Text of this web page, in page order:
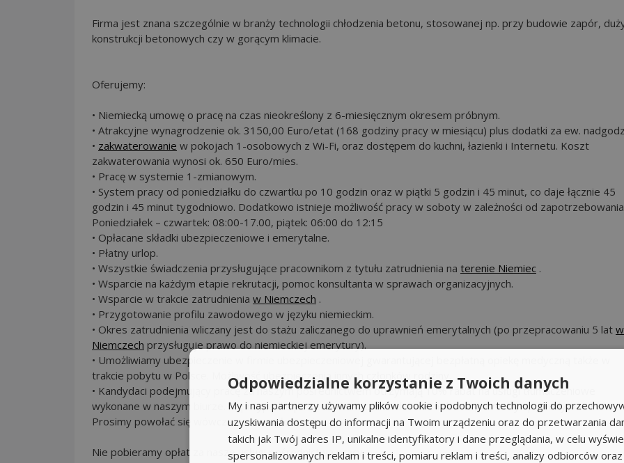
Firma jest znana szczególnie w branży technologii chłodzenia betonu, stosowanej np. przy budowie zapór,
konstrukcji betonowych czy w gorącym klimacie.
Oferujemy:
• Niemiecką umowę o pracę na czas nieokreślony z 6-miesięcznym okresem próbnym.
• Atrakcyjne wynagrodzenie ok. 3150,00 Euro/etat (168 godziny pracy w miesiącu) plus dodatki za ew.
• zakwaterowanie w pokojach 1-osobowych z Wi-Fi, oraz dostępem do kuchni, łazienki i Internetu. Koszt
zakwaterowania wynosi ok. 650 Euro/mies.
• Pracę w systemie 1-zmianowym.
• System pracy od poniedziałku do czwartku po 10 godzin oraz w piątki 5 godzin i 45 minut, co daje łącznie 45
godzin i 45 minut tygodniowo. Dodatkowo istnieje możliwość pracy w soboty w zależności od
Poniedziałek – czwartek: 08:00-17.00, piątek: 06:00 do 12:15
• Opłacane składki ubezpieczeniowe i emerytalne.
• Płatny urlop.
• Wszystkie świadczenia przysługujące pracownikom z tytułu zatrudnienia na terenie Niemiec .
• Wsparcie na każdym etapie rekrutacji, pomoc konsultanta w sprawach organizacyjnych.
• Wsparcie w trakcie zatrudnienia w Niemczech .
• Przygotowanie profilu zawodowego w języku niemieckim.
• Okres zatrudnienia wliczany jest do stażu zaliczanego do uprawnień emerytalnych (po przepracowaniu 5 lat w
Niemczech przysługuje prawo do niemieckiej emerytury).
• Umożliwiamy ubezpieczenie w firmie ubezpieczeniowej gwarantującej bezpłatną opiekę medyczną także w
trakcie pobytu w Polsce. Możliwość ubezpieczenia innych członków rodziny.
• Kandydaci podejmujący pracę za naszym pośrednictwem otrzymają 10% rabat na usługi tłumaczeniowe
wykonane w naszym biurze. W przypadku potrzeb tłumaczenia dokumentów na potrzeby np. kredytu w
Prosimy powołać się wówczas na to ogłoszenie.
Nie pobieramy opłat za nasze usługi pośrednictwa pracy.
Odpowiedzialne korzystanie z Twoich danych
My i nasi partnerzy używamy plików cookie i podobnych technologii do
uzyskiwania dostępu do informacji na Twoim urządzeniu oraz do przetwarzania
takich jak Twój adres IP, unikalne identyfikatory i dane przeglądania, w celu
spersonalizowanych reklam i treści, pomiaru reklam i treści, analizy odbiorców oraz